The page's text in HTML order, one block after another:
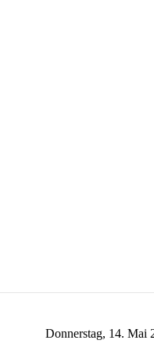
Donnerstag, 14. Mai